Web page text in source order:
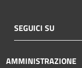
SEGUICI SU
AMMINISTRAZIONE